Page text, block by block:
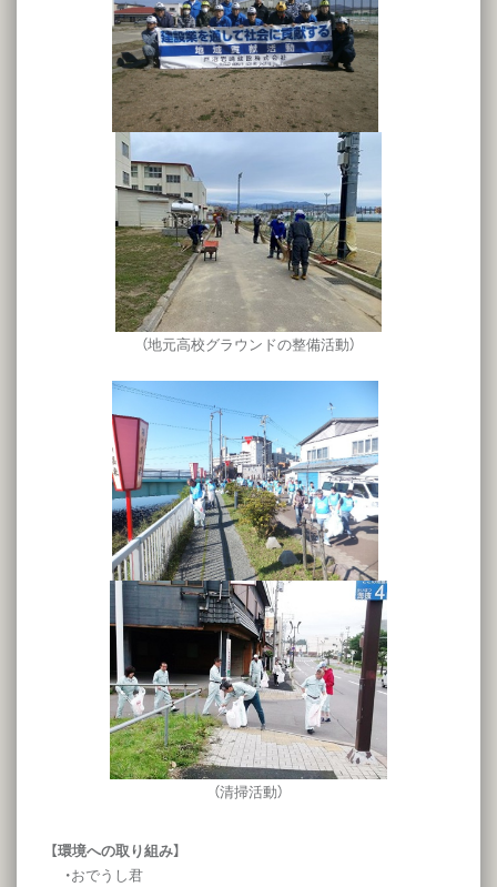
（地元高校グラウンドの整備活動）
（清掃活動）
【環境への取り組み】
・おでうし君